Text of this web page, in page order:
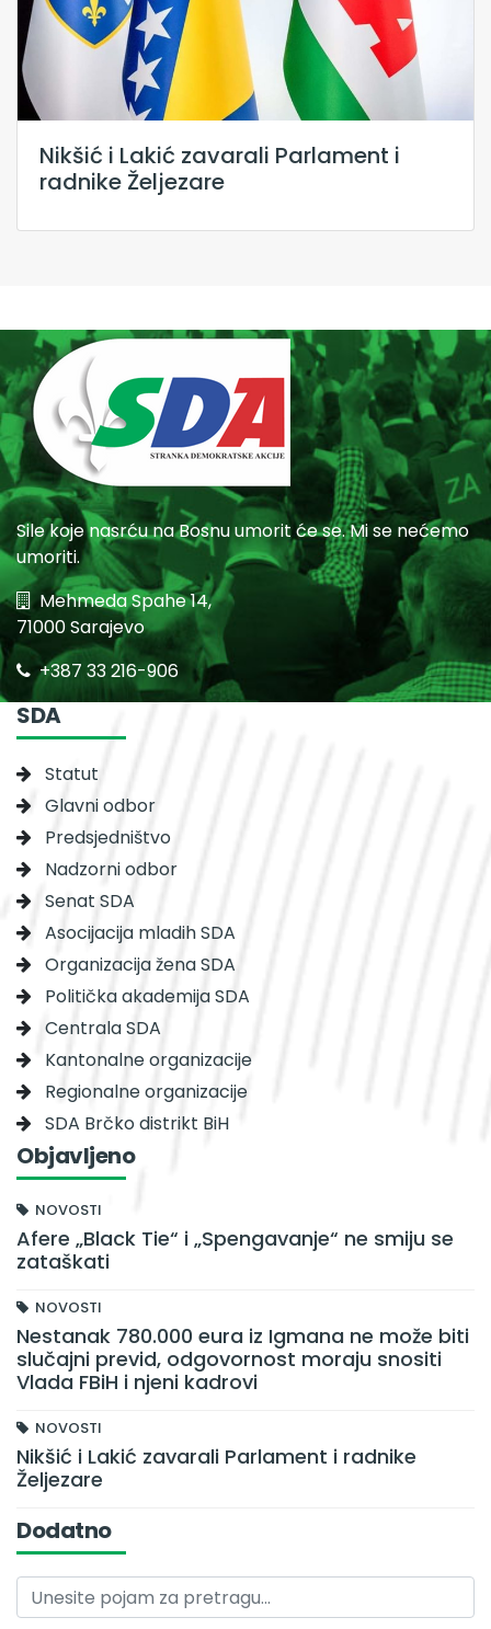
Nikšić i Lakić zavarali Parlament i
radnike Željezare
Sile koje nasrću na Bosnu umorit će se. Mi se nećemo
umoriti.
Mehmeda Spahe 14,
71000 Sarajevo
+387 33 216-906
SDA
Statut
Glavni odbor
Predsjedništvo
Nadzorni odbor
Senat SDA
Asocijacija mladih SDA
Organizacija žena SDA
Politička akademija SDA
Centrala SDA
Kantonalne organizacije
Regionalne organizacije
SDA Brčko distrikt BiH
Objavljeno
NOVOSTI
Afere „Black Tie“ i „Spengavanje“ ne smiju se
zataškati
NOVOSTI
Nestanak 780.000 eura iz Igmana ne može biti
slučajni previd, odgovornost moraju snositi
Vlada FBiH i njeni kadrovi
NOVOSTI
Nikšić i Lakić zavarali Parlament i radnike
Željezare
Dodatno